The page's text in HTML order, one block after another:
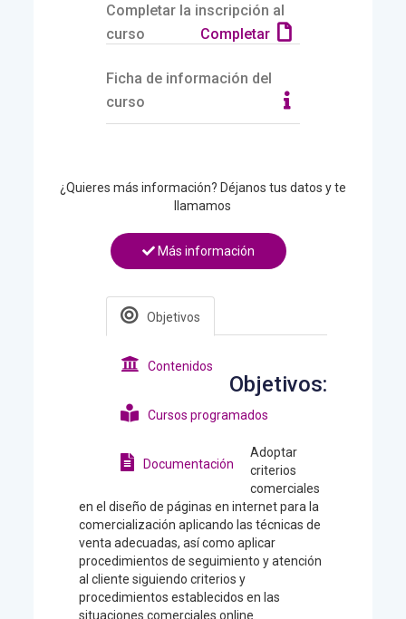
Completar la inscripción al
curso
Completar
Ficha de información del
curso
¿Quieres más información? Déjanos tus datos y te
llamamos
Más información
Objetivos
Contenidos
Cursos programados
Documentación
Objetivos:
Adoptar
criterios
comerciales
en el diseño de páginas en internet para la
comercialización aplicando las técnicas de
venta adecuadas, así como aplicar
procedimientos de seguimiento y atención
al cliente siguiendo criterios y
procedimientos establecidos en las
situaciones comerciales online.